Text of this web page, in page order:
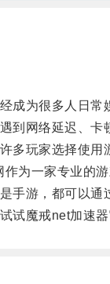
为很多人日常
网络延迟、卡
玩家选择使用
一家专业的游
游，都可以通
魔戒net加速器